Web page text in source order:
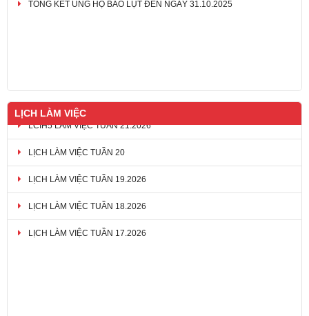
LỊCH LÀM VIỆC
LỊCH LÀM VIỆC TUẦN 20
LỊCH LÀM VIỆC TUẦN 19.2026
LỊCH LÀM VIỆC TUẦN 18.2026
LỊCH LÀM VIỆC TUẦN 17.2026